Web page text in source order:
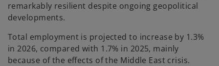
remarkably resilient despite ongoing geopolitical
developments.
Total employment is projected to increase by 1.3%
in 2026, compared with 1.7% in 2025, mainly
because of the effects of the Middle East crisis.